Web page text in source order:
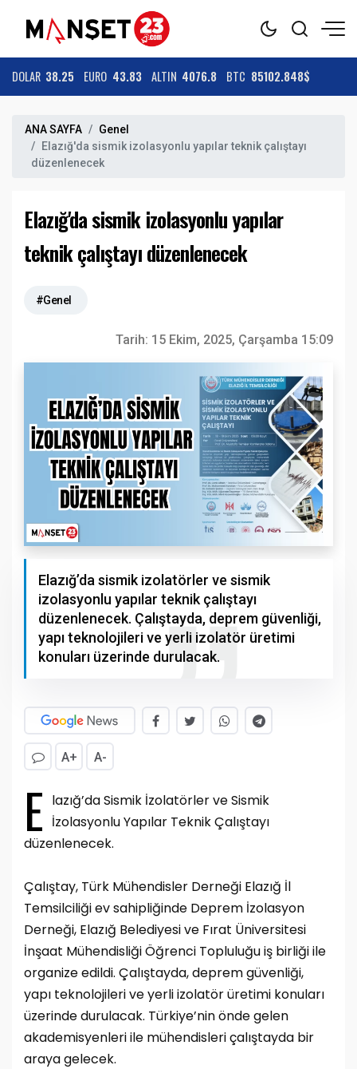
DOLAR 38.25 EURO 43.83 ALTIN 4076.8 BTC 85102.848$
ANA SAYFA
Genel
Elazığ'da sismik izolasyonlu yapılar teknik çalıştayı
düzenlenecek
Elazığ'da sismik izolasyonlu yapılar
teknik çalıştayı düzenlenecek
#Genel
Tarih: 15 Ekim, 2025, Çarşamba 15:09
Elazığ’da sismik izolatörler ve sismik
izolasyonlu yapılar teknik çalıştayı
düzenlenecek. Çalıştayda, deprem güvenliği,
yapı teknolojileri ve yerli izolatör üretimi
konuları üzerinde durulacak.
A+ A-
E lazığ’da Sismik İzolatörler ve Sismik
İzolasyonlu Yapılar Teknik Çalıştayı
düzenlenecek.
Çalıştay, Türk Mühendisler Derneği Elazığ İl
Temsilciliği ev sahipliğinde Deprem İzolasyon
Derneği, Elazığ Belediyesi ve Fırat Üniversitesi
İnşaat Mühendisliği Öğrenci Topluluğu iş birliği ile
organize edildi. Çalıştayda, deprem güvenliği,
yapı teknolojileri ve yerli izolatör üretimi konuları
üzerinde durulacak. Türkiye’nin önde gelen
akademisyenleri ile mühendisleri çalıştayda bir
araya gelecek.